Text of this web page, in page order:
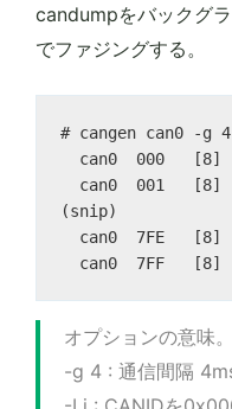
candumpをバックグ
でファジングする。
# cangen can0 -g
can0  000   [8]
can0  001   [8]
(snip)
can0  7FE   [8]
オプションの意味。
-g 4 : 通信間隔